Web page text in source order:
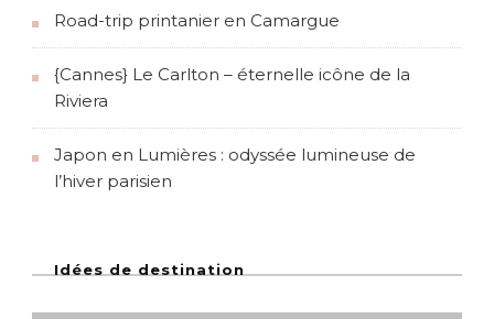
Road-trip printanier en Camargue
{Cannes} Le Carlton – éternelle icône de la
Riviera
Japon en Lumières : odyssée lumineuse de
l’hiver parisien
Idées de destination